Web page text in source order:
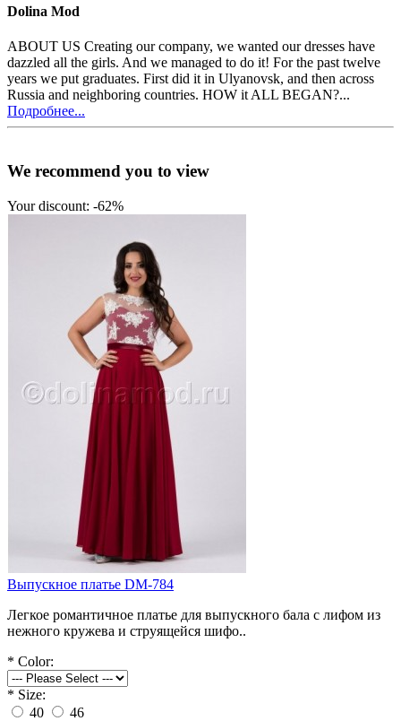
Dolina Mod
ABOUT US Creating our company, we wanted our dresses have
dazzled all the girls. And we managed to do it! For the past twelve
years we put graduates. First did it in Ulyanovsk, and then across
Russia and neighboring countries. HOW it ALL BEGAN?...
Подробнее...
We recommend you to view
Your discount: -62%
Выпускное платье DM-784
Легкое романтичное платье для выпускного бала с лифом из
нежного кружева и струящейся шифо..
* Color:
* Size:
40
46